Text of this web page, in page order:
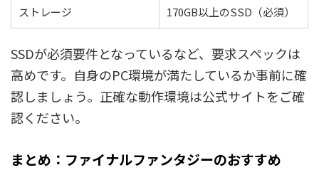
ストレージ 170GB以上のSSD（必須）
SSDが必須要件となっているなど、要求スペックは
高めです。自身のPC環境が満たしているか事前に確
認しましょう。正確な動作環境は公式サイトをご確
認ください。
まとめ：ファイナルファンタジーのおすすめ